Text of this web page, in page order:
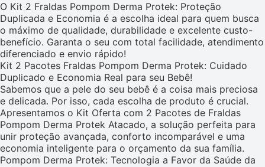
O Kit 2 Fraldas Pompom Derma Protek: Proteção
Duplicada e Economia é a escolha ideal para quem busca
o máximo de qualidade, durabilidade e excelente custo-
benefício. Garanta o seu com total facilidade, atendimento
diferenciado e envio rápido!
Kit 2 Pacotes Fraldas Pompom Derma Protek: Cuidado
Duplicado e Economia Real para seu Bebê!
Sabemos que a pele do seu bebê é a coisa mais preciosa
e delicada. Por isso, cada escolha de produto é crucial.
Apresentamos o Kit Oferta com 2 Pacotes de Fraldas
Pompom Derma Protek Atacado, a solução perfeita para
unir proteção avançada, conforto incomparável e uma
economia inteligente para o orçamento da sua família.
Pompom Derma Protek: Tecnologia a Favor da Saúde da